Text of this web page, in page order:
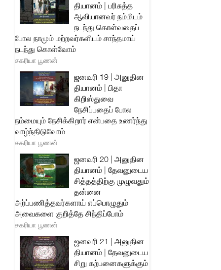
தியானம் | பரிசுத்த
ஆவியானவர் நம்மிடம்
நடந்து கொள்வதைப்
போல நாமும் மற்றவர்களிடம் சாந்தமாய்
நடந்து கொள்வோம்
சகரியா பூணன்
ஜனவரி 19 | அனுதின
தியானம் | பிதா
கிறிஸ்துவை
நேசிப்பதைப் போல
நம்மையும் நேசிக்கிறார் என்பதை உணர்ந்து
வாழ்ந்திடுவோம்
சகரியா பூணன்
ஜனவரி 20 | அனுதின
தியானம் | தேவனுடைய
சித்தத்திற்கு முழுவதும்
தன்னை
அர்ப்பணித்தவர்களாய் எப்பொழுதும்
அவைகளை குறித்தே சிந்திப்போம்
சகரியா பூணன்
ஜனவரி 21 | அனுதின
தியானம் | தேவனுடைய
சிறு கற்பனைகளுக்கும்